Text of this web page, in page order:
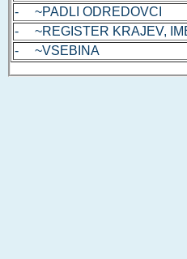
- ~PADLI ODREDOVCI
- ~REGISTER KRAJEV,
- ~VSEBINA